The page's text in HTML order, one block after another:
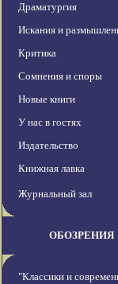
Драматургия
Искания и
Критика
Сомнения и споры
Новые книги
У нас в гостях
Издательство
Книжная лавка
Журнальный зал
ОБОЗРЕНИЯ
"Классики и